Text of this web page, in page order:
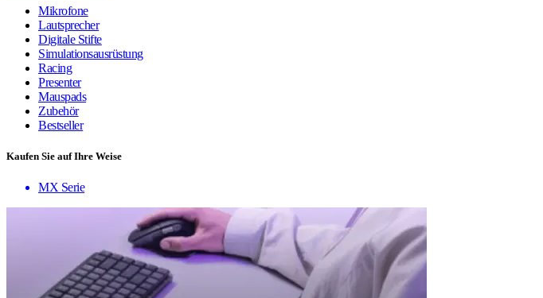
Mikrofone
Lautsprecher
Digitale Stifte
Simulationsausrüstung
Racing
Presenter
Mauspads
Zubehör
Bestseller
Kaufen Sie auf Ihre Weise
MX Serie